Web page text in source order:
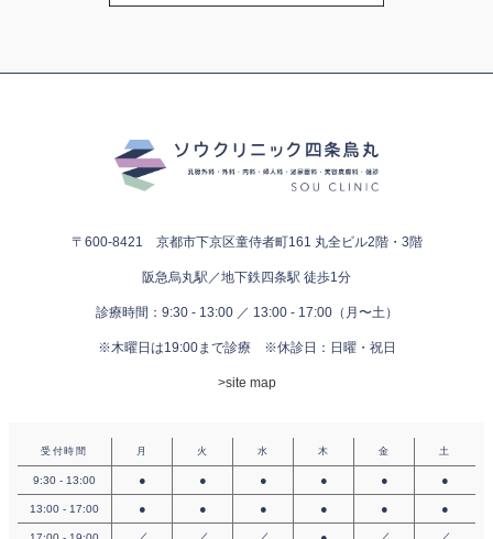
〒600-8421 京都市下京区童侍者町161 丸全ビル2階・3階
阪急烏丸駅／地下鉄四条駅 徒歩1分
診療時間：9:30 - 13:00 ／ 13:00 - 17:00（月〜土）
※木曜日は19:00まで診療 ※休診日：日曜・祝日
>site map
受付時間 月 火 水 木 金 土
9:30 - 13:00 ● ● ● ● ● ●
13:00 - 17:00 ● ● ● ● ● ●
／ ／ ／ ● ／ ／